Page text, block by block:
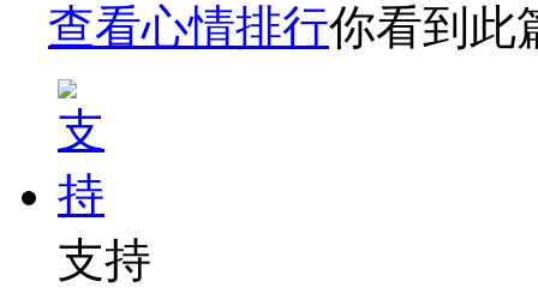
查看心情排行你看到此
支持